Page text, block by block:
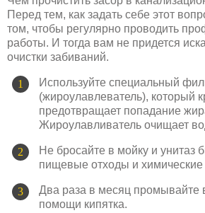
Перед тем, как задать себе этот
том, чтобы регулярно проводить
работы. И тогда вам не придется
очистки забиваний.
Используйте специальный
(жироулавлеватель), который
предотвращает попадание
Жироулавливатель очищает
Не бросайте в мойку и унитаз
пищевые отходы и
Два раза в месяц промывайте
помощи кипятка.